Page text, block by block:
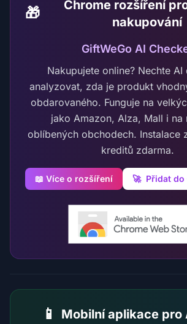
🎁
Chrome rozšíření
nakupování
GiftWeGo AI
Nakupujete online? Nechte AI
analyzovat, zda je produkt
obdarovaného. Funguje na
jako Amazon, Alza, Mall i na
oblíbených obchodech. Instalace
kreditů zdarma.
📖 Více o rozšíření 🚀 Přidat do
📱 Mobilní aplikace pro